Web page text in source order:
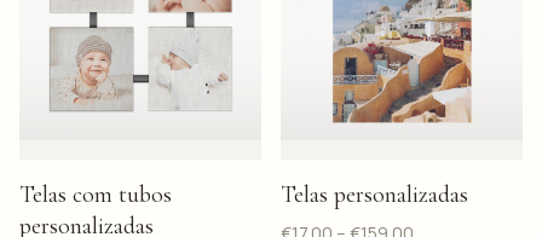
Telas com tubos
personalizadas
Telas personalizadas